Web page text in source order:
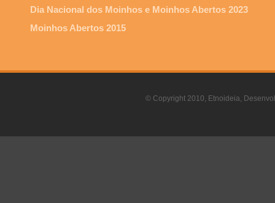
Dia Nacional dos Moinhos e Moinhos Abertos 2023
Moinhos Abertos 2015
© Copyright 2010, Etnoideia,